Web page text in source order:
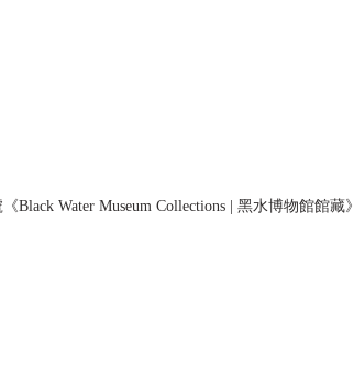
Water Museum Collections | 黑水博物館館藏》